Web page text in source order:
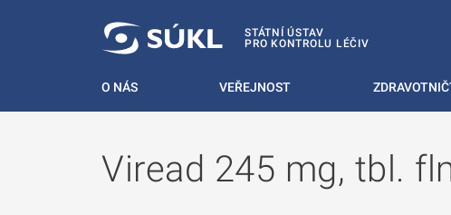
STÁTNÍ ÚSTAV
PRO KONTROLU LÉČIV
O NÁS VEŘEJNOST
Viread 245 mg, tbl.